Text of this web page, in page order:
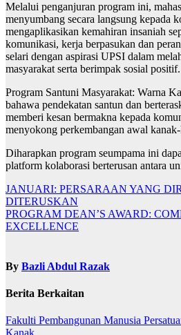
Melalui penganjuran program ini,
menyumbang secara langsung kepada
mengaplikasikan kemahiran insaniah
komunikasi, kerja berpasukan dan
selari dengan aspirasi UPSI dalam
masyarakat serta berimpak sosial positif.
Program Santuni Masyarakat: Warna
bahawa pendekatan santun dan
memberi kesan bermakna kepada
menyokong perkembangan awal
Diharapkan program seumpama ini
platform kolaborasi berterusan antara
Navigasi
kiriman
JANUARI: PERSARAAN YANG
DITERUSKAN
PROGRAM DEAN’S AWARD:
EXCELLENCE
By Bazli Abdul Razak
Berita Berkaitan
Fakulti Pembangunan Manusia